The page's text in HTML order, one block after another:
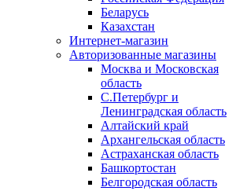
Беларусь
Казахстан
Интернет-магазин
Авторизованные магазины
Москва и Московская
область
С.Петербург и
Ленинградская область
Алтайский край
Архангельская область
Астраханская область
Башкортостан
Белгородская область